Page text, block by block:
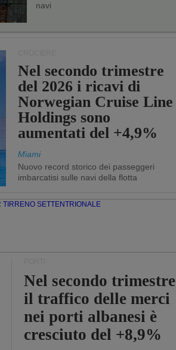
navi
Nel secondo trimestre
del 2026 i ricavi di
Norwegian Cruise Line
Holdings sono
aumentati del +4,9%
Miami
Nuovo record storico dei passeggeri
imbarcatisi sulle navi della flotta
Nel secondo trimestre
il traffico delle merci
nei porti albanesi è
cresciuto del +8,9%